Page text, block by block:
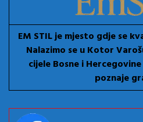
EM STIL je mjesto gdje se
Nalazimo se u Kotor
cijele Bosne i
poznaje